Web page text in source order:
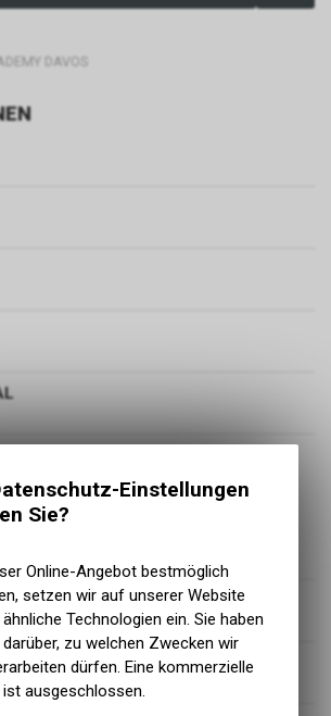
DAVOS
Käfig
Ready
Einstellungen
Sie?
Online-Angebot bestmöglich
setzen wir auf unserer Website
Technologien ein. Sie haben
zu welchen Zwecken wir
dürfen. Eine kommerzielle
ausgeschlossen.